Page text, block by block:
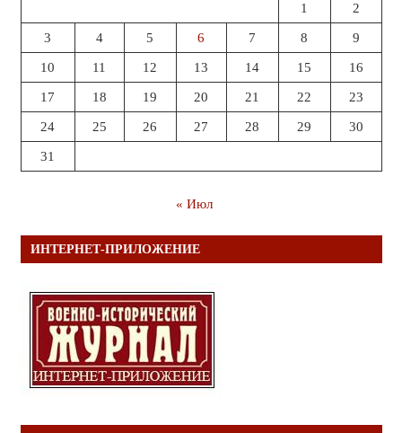
1 2
3 4 5 6 7 8 9
10 11 12 13 14 15 16
17 18 19 20 21 22 23
24 25 26 27 28 29 30
31
« Июл
ИНТЕРНЕТ-ПРИЛОЖЕНИЕ